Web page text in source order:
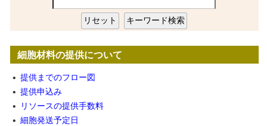
細胞材料の提供について
• 提供までのフロー図
• 提供申込み
•
リソースの提供手数料
• 細胞発送予定日